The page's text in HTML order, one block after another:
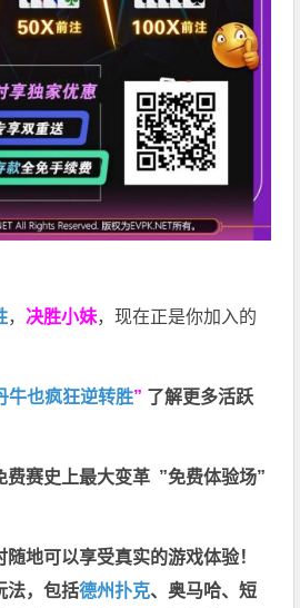
， 决胜小妹，现在正是你加入的
牛也疯狂逆转胜” 了解更多活跃
费赛史上最大变革 ”免费体验场”
地可以享受真实的游戏体验！
法，包括德州扑克、奥马哈、短